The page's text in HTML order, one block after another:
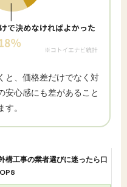
と、価格差だけでなく対
安心感にも差があること
。
構工事の業者選びに迷ったら口